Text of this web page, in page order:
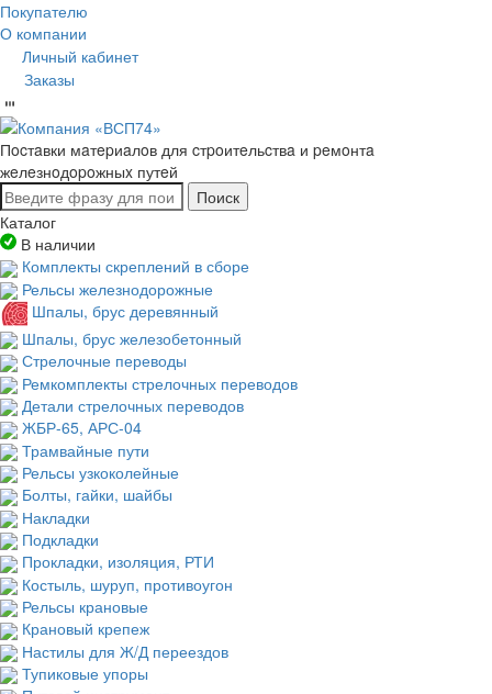
Покупателю
О компании
Личный кабинет
Заказы
Пocтaвки мaтepиaлoв для cтpoитeльcтвa и peмoнтa
жeлeзнoдopoжныx путeй
Поиск
Каталог
В наличии
Комплекты скреплений в сборе
Рельсы железнодорожные
Шпалы, брус деревянный
Шпалы, брус железобетонный
Стрелочные переводы
Ремкомплекты стрелочных переводов
Детали стрелочных переводов
ЖБР-65, АРС-04
Трамвайные пути
Рельсы узкоколейные
Болты, гайки, шайбы
Накладки
Подкладки
Прокладки, изоляция, РТИ
Костыль, шуруп, противоугон
Рельсы крановые
Крановый крепеж
Настилы для Ж/Д переездов
Тупиковые упоры